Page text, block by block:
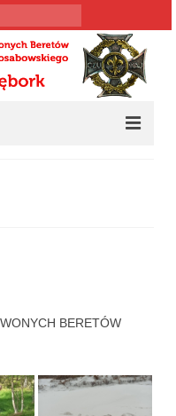
Beretów
BERETÓW